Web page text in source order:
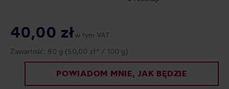
40,00 złw tym VAT
Zawartość: 80 g (50,00 zł* / 100 g)
POWIADOM MNIE, JAK BĘDZIE